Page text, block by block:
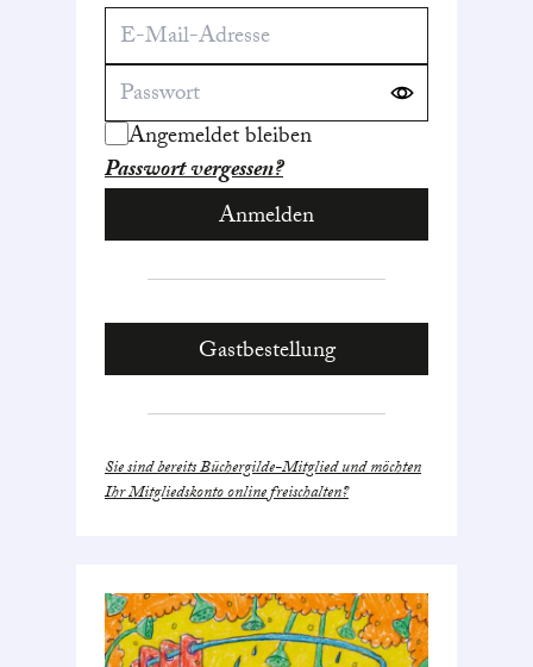
Angemeldet bleiben
Passwort vergessen?
Gastbestellung
Sie sind bereits Büchergilde-Mitglied und möchten
Ihr Mitgliedskonto online freischalten?